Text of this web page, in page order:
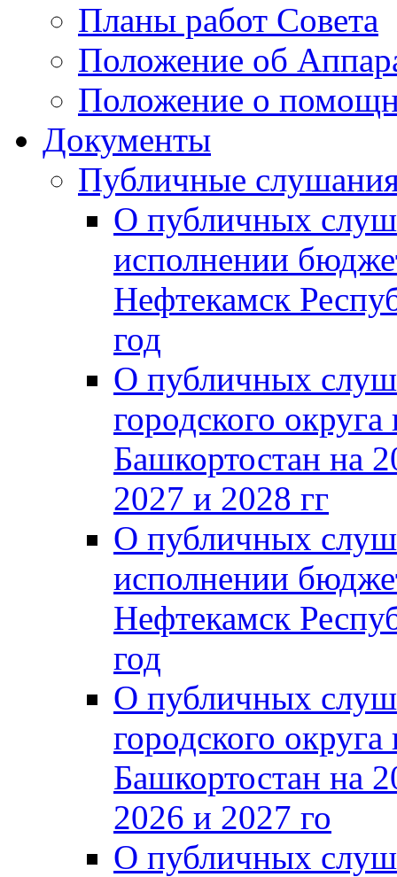
Планы работ Совета
Положение об
Положение о
Документы
Публичные
О публичных
исполнении
Нефтекамск
год
О публичных
городского
Башкортостан на
2027 и 2028 гг
О публичных
исполнении
Нефтекамск
год
О публичных
городского
Башкортостан на
2026 и 2027 го
О публичных